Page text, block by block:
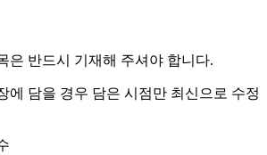
은 반드시 기재해 주셔야 합니다.
에 담을 경우 담은 시점만 최신으로 수정